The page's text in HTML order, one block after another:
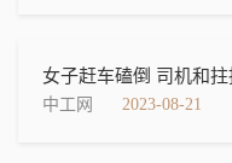
女子赶车磕倒 司机和
中工网 2023-08-21